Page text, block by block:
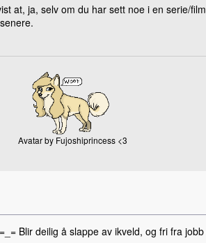
at, ja, selv om du har sett noe i en serie/
Avatar by Fujoshiprincess <3
Blir deilig å slappe av ikveld, og fri fra